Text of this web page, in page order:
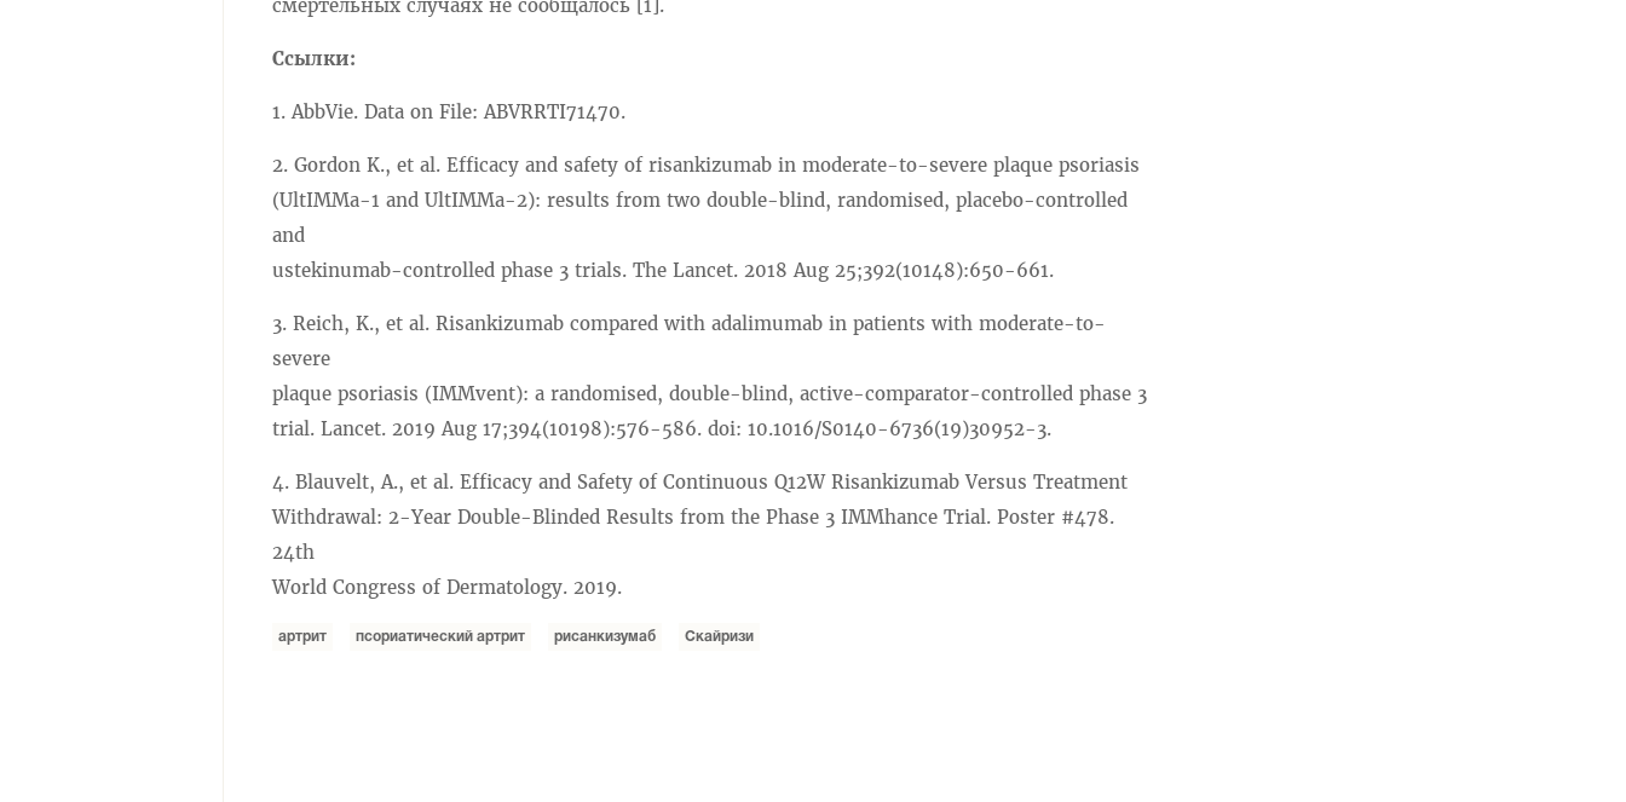
смертельных случаях не сообщалось [1].
Ссылки:
1. AbbVie. Data on File: ABVRRTI71470.
2. Gordon K., et al. Efficacy and safety of risankizumab in moderate-to-severe plaque psoriasis
(UltIMMa-1 and UltIMMa-2): results from two double-blind, randomised, placebo-controlled
and
ustekinumab-controlled phase 3 trials. The Lancet. 2018 Aug 25;392(10148):650-661.
3. Reich, K., et al. Risankizumab compared with adalimumab in patients with moderate-to-
severe
plaque psoriasis (IMMvent): a randomised, double-blind, active-comparator-controlled phase 3
trial. Lancet. 2019 Aug 17;394(10198):576-586. doi: 10.1016/S0140-6736(19)30952-3.
4. Blauvelt, A., et al. Efficacy and Safety of Continuous Q12W Risankizumab Versus Treatment
Withdrawal: 2-Year Double-Blinded Results from the Phase 3 IMMhance Trial. Poster #478.
24th
World Congress of Dermatology. 2019.
артрит псориатический артрит рисанкизумаб Скайризи